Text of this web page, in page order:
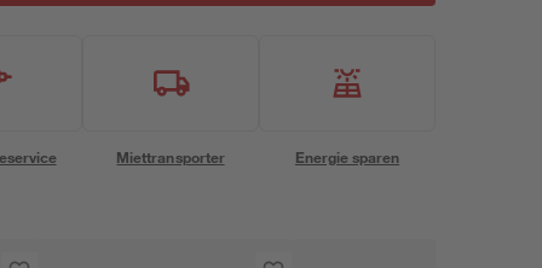
Miettransporter Energie sparen